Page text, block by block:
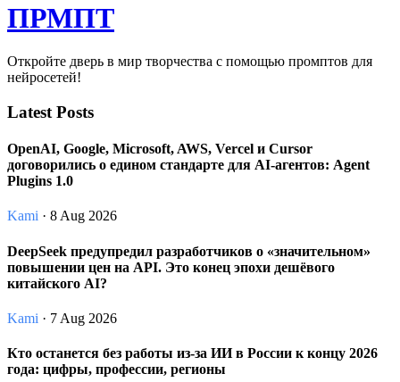
ПРМПТ
Откройте дверь в мир творчества с помощью промптов для
нейросетей!
Latest Posts
OpenAI, Google, Microsoft, AWS, Vercel и Cursor
договорились о едином стандарте для AI-агентов: Agent
Plugins 1.0
Kami · 8 Aug 2026
DeepSeek предупредил разработчиков о «значительном»
повышении цен на API. Это конец эпохи дешёвого
китайского AI?
Kami · 7 Aug 2026
Кто останется без работы из-за ИИ в России к концу 2026
года: цифры, профессии, регионы